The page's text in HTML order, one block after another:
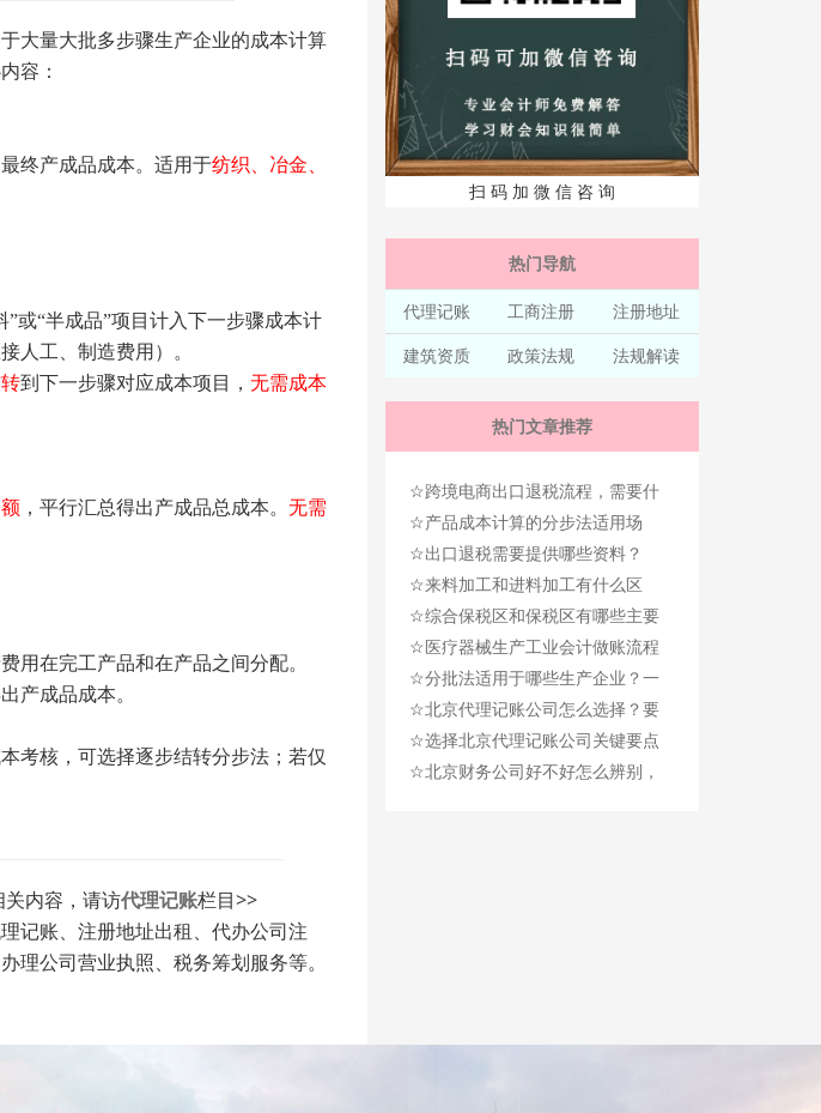
大量大批多步骤生产企业的成本计算
容：
终产成品成本。适用于纺织、冶金、
或“半成品”项目计入下一步骤成本计
人工、制造费用）。
到下一步骤对应成本项目， 无需成本
，平行汇总得出产成品总成本。 无需
用在完工产品和在产品之间分配。
产成品成本。
考核，可选择逐步结转分步法；若仅
内容，请访代理记账栏目>>
记账、注册地址出租、代办公司注
理公司营业执照、税务筹划服务等。
扫 码 加 微 信 咨 询
热门导航
代理记账 工商注册
注册地址
建筑资质
政策法规 法规解读
热门文章推荐
☆跨境电商出口退税流程，需要什
么资料？
☆产品成本计算的分步法适用场
景、如何计算？
☆出口退税需要提供哪些资料？
（生产企业和外贸企业）
☆来料加工和进料加工有什么区
别？
☆综合保税区和保税区有哪些主要
的区别？
☆医疗器械生产工业会计做账流程
及会计分录!
☆分批法适用于哪些生产企业？一
般程序是什么？
☆北京代理记账公司怎么选择？要
注意什么？
☆选择北京代理记账公司关键要点
和注意事项!
☆北京财务公司好不好怎么辨别，